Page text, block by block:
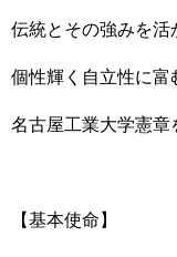
伝統とその強みを活
個性輝く自立性に富
名古屋工業大学憲章
【基本使命】